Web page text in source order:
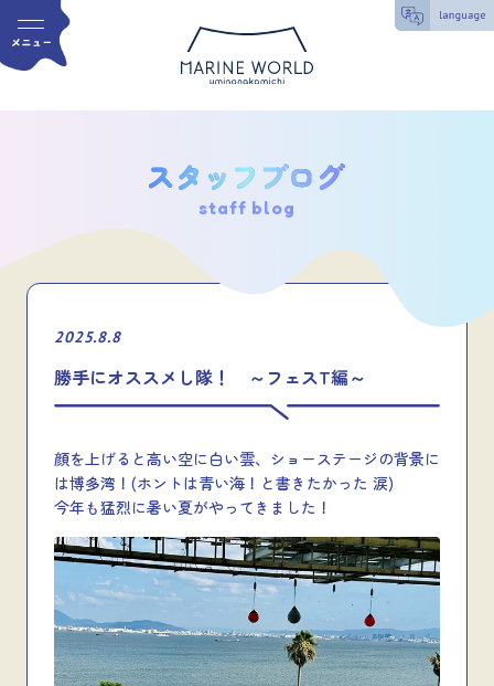
staff blog
2025.8.8
勝手にオススメし隊！ ～フェスT編～
顔を上げると高い空に白い雲、ショーステージの背景に
は博多湾！(ホントは青い海！と書きたかった 涙)
今年も猛烈に暑い夏がやってきました！